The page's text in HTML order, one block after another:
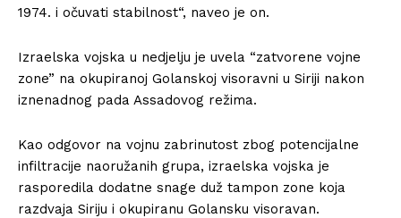
1974. i očuvati stabilnost“, naveo je on.
Izraelska vojska u nedjelju je uvela “zatvorene vojne
zone” na okupiranoj Golanskoj visoravni u Siriji nakon
iznenadnog pada Assadovog režima.
Kao odgovor na vojnu zabrinutost zbog potencijalne
infiltracije naoružanih grupa, izraelska vojska je
rasporedila dodatne snage duž tampon zone koja
razdvaja Siriju i okupiranu Golansku visoravan.